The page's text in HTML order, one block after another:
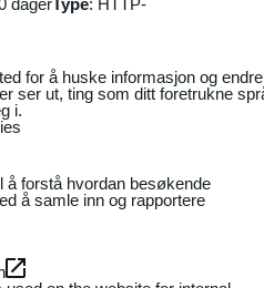
for å huske informasjon og
ser ut, ting som ditt foretrukne
i.
å forstå hvordan besøkende
å samle inn og rapportere